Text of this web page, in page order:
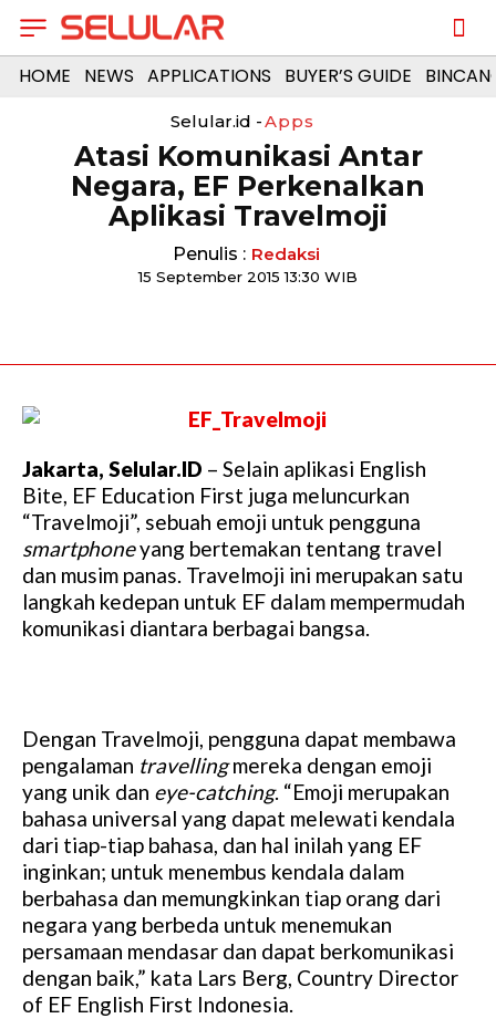
HOME NEWS APPLICATIONS BUYER’S GUIDE
Selular.id -Apps
Atasi Komunikasi Antar
Negara, EF Perkenalkan
Aplikasi Travelmoji
Penulis : Redaksi
15 September 2015 13:30 WIB
Jakarta, Selular.ID – Selain aplikasi English
Bite, EF Education First juga meluncurkan
“Travelmoji”, sebuah emoji untuk pengguna
smartphoneyang bertemakan tentang travel
dan musim panas. Travelmoji ini merupakan satu
langkah kedepan untuk EF dalam mempermudah
komunikasi diantara berbagai bangsa.
Dengan Travelmoji, pengguna dapat membawa
pengalaman travellingmereka dengan emoji
yang unik dan eye-catching. “Emoji merupakan
bahasa universal yang dapat melewati kendala
dari tiap-tiap bahasa, dan hal inilah yang EF
inginkan; untuk menembus kendala dalam
berbahasa dan memungkinkan tiap orang dari
negara yang berbeda untuk menemukan
persamaan mendasar dan dapat berkomunikasi
dengan baik,” kata Lars Berg, Country Director
of EF English First Indonesia.